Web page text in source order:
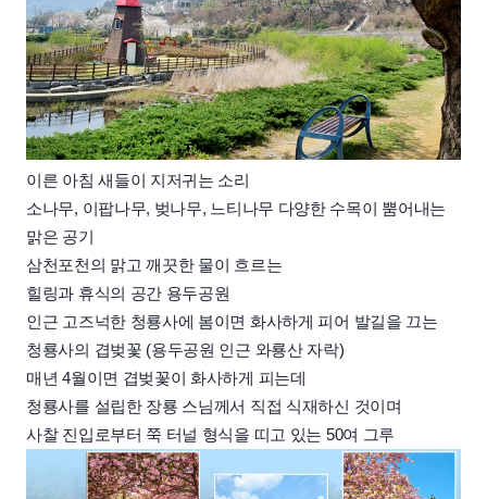
이른 아침 새들이 지저귀는 소리
소나무, 이팝나무, 벚나무, 느티나무 다양한 수목이 뿜어내는
맑은 공기
삼천포천의 맑고 깨끗한 물이 흐르는
힐링과 휴식의 공간 용두공원
인근 고즈넉한 청룡사에 봄이면 화사하게 피어 발길을 끄는
청룡사의 겹벚꽃 (용두공원 인근 와룡산 자락)
매년 4월이면 겹벚꽃이 화사하게 피는데
청룡사를 설립한 장룡 스님께서 직접 식재하신 것이며
사찰 진입로부터 쭉 터널 형식을 띠고 있는 50여 그루